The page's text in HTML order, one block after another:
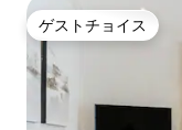
ゲストチョイス
ゲストチョイス